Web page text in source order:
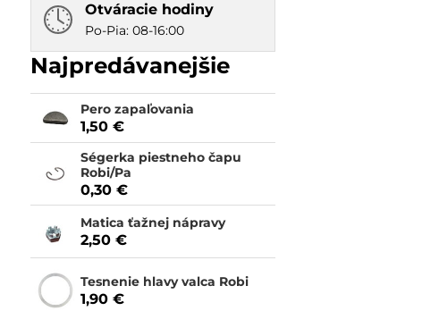
Otváracie hodiny
Po-Pia: 08-16:00
Najpredávanejšie
Pero zapaľovania
1,50 €
Ségerka piestneho čapu
Robi/Pa
0,30 €
Matica ťažnej nápravy
2,50 €
Tesnenie hlavy valca Robi
1,90 €